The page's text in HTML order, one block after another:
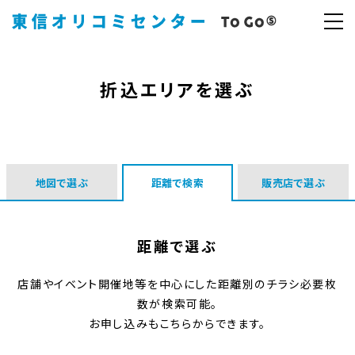
折込エリアを選ぶ
地図で選ぶ 距離で検索 販売店で選ぶ
距離で選ぶ
店舗やイベント開催地等を中心にした距離別のチラシ必要枚
数が検索可能。
お申し込みもこちらからできます。